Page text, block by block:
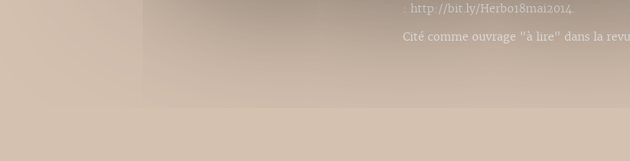
: http://bit.ly/Herbo18mai2014.
Cité comme ouvrage "à lire" dans la